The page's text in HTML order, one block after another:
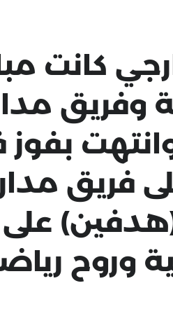
كانت
وفريق
بفوز
بـ(5) أهداف على
(هدفين) على
وروح